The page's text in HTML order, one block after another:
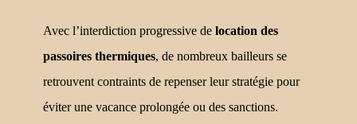
Avec l’interdiction progressive de location des
passoires thermiques, de nombreux bailleurs se
retrouvent contraints de repenser leur stratégie pour
éviter une vacance prolongée ou des sanctions.